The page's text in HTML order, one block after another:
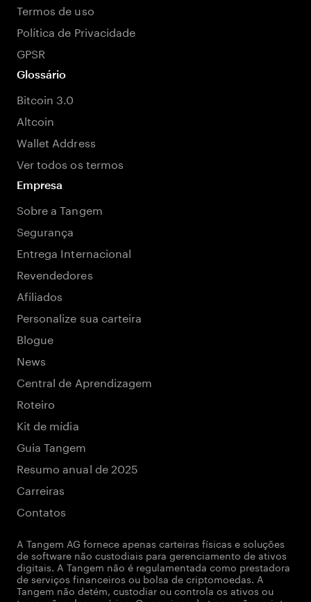
Termos de uso
Política de Privacidade
GPSR
Glossário
Bitcoin 3.0
Altcoin
Wallet Address
Ver todos os termos
Empresa
Sobre a Tangem
Segurança
Entrega Internacional
Revendedores
Afiliados
Personalize sua carteira
Blogue
News
Central de Aprendizagem
Roteiro
Kit de mídia
Guia Tangem
Resumo anual de 2025
Carreiras
Contatos
A Tangem AG fornece apenas carteiras físicas e soluções
de software não custodiais para gerenciamento de ativos
digitais. A Tangem não é regulamentada como prestadora
de serviços financeiros ou bolsa de criptomoedas. A
Tangem não detém, custodiar ou controla os ativos ou